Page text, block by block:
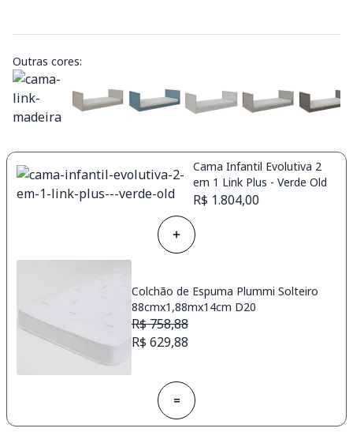
Outras cores:
Cama Infantil Evolutiva 2
em 1 Link Plus - Verde Old
R$ 1.804,00
Colchão de Espuma Plummi Solteiro
88cmx1,88mx14cm D20
R$ 758,88
R$ 629,88
=